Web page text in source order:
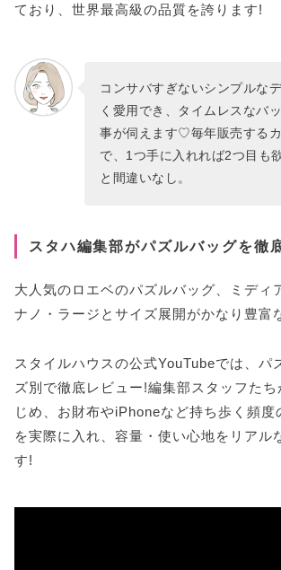
ており、世界最高級の品質を誇ります!
コンサバすぎないシンプルな
く愛用でき、タイムレスなバ
事が伺えます♡毎年販売する
で、1つ手に入れれば2つ目も
と間違いなし。
スタハ編集部がパズルバッグを徹
大人気のロエベのパズルバッグ、ミディ
ナノ・ラージとサイズ展開がかなり豊富
スタイルハウスの公式YouTubeでは、パ
ズ別で徹底レビュー!編集部スタッフた
じめ、お財布やiPhoneなど持ち歩く頻度
を実際に入れ、容量・使い心地をリアル
す!